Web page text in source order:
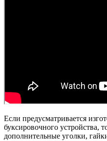
Если предусматривается
буксировочного устройства,
дополнительные уголки,